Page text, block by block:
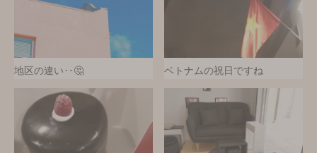
地区の違い‥🤔 ベトナムの祝日ですね